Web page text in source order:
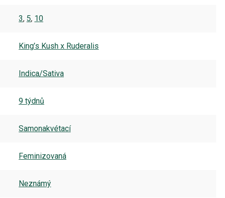
3, 5, 10
King’s Kush x Ruderalis
Indica/Sativa
9 týdnů
Samonakvétací
Feminizovaná
Neznámý